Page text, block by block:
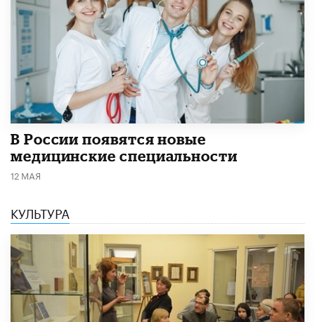
В России появятся новые
медицинские специальности
12 МАЯ
КУЛЬТУРА